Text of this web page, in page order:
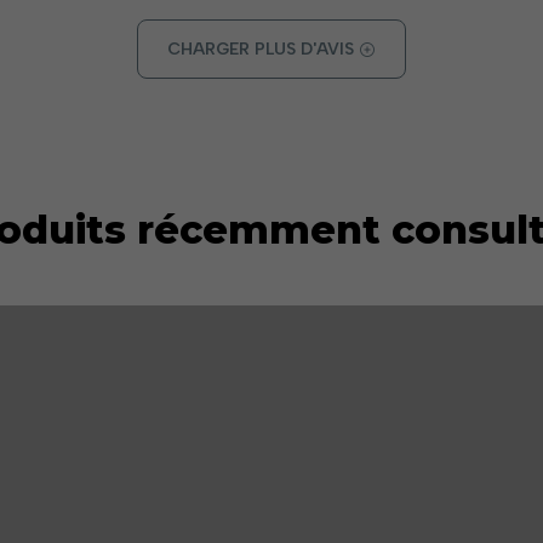
CHARGER PLUS D'AVIS
récemment